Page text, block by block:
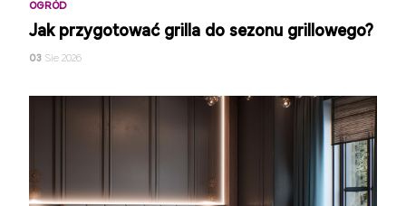
OGRÓD
Jak przygotować grilla do sezonu grillowego?
03 Sie 2026